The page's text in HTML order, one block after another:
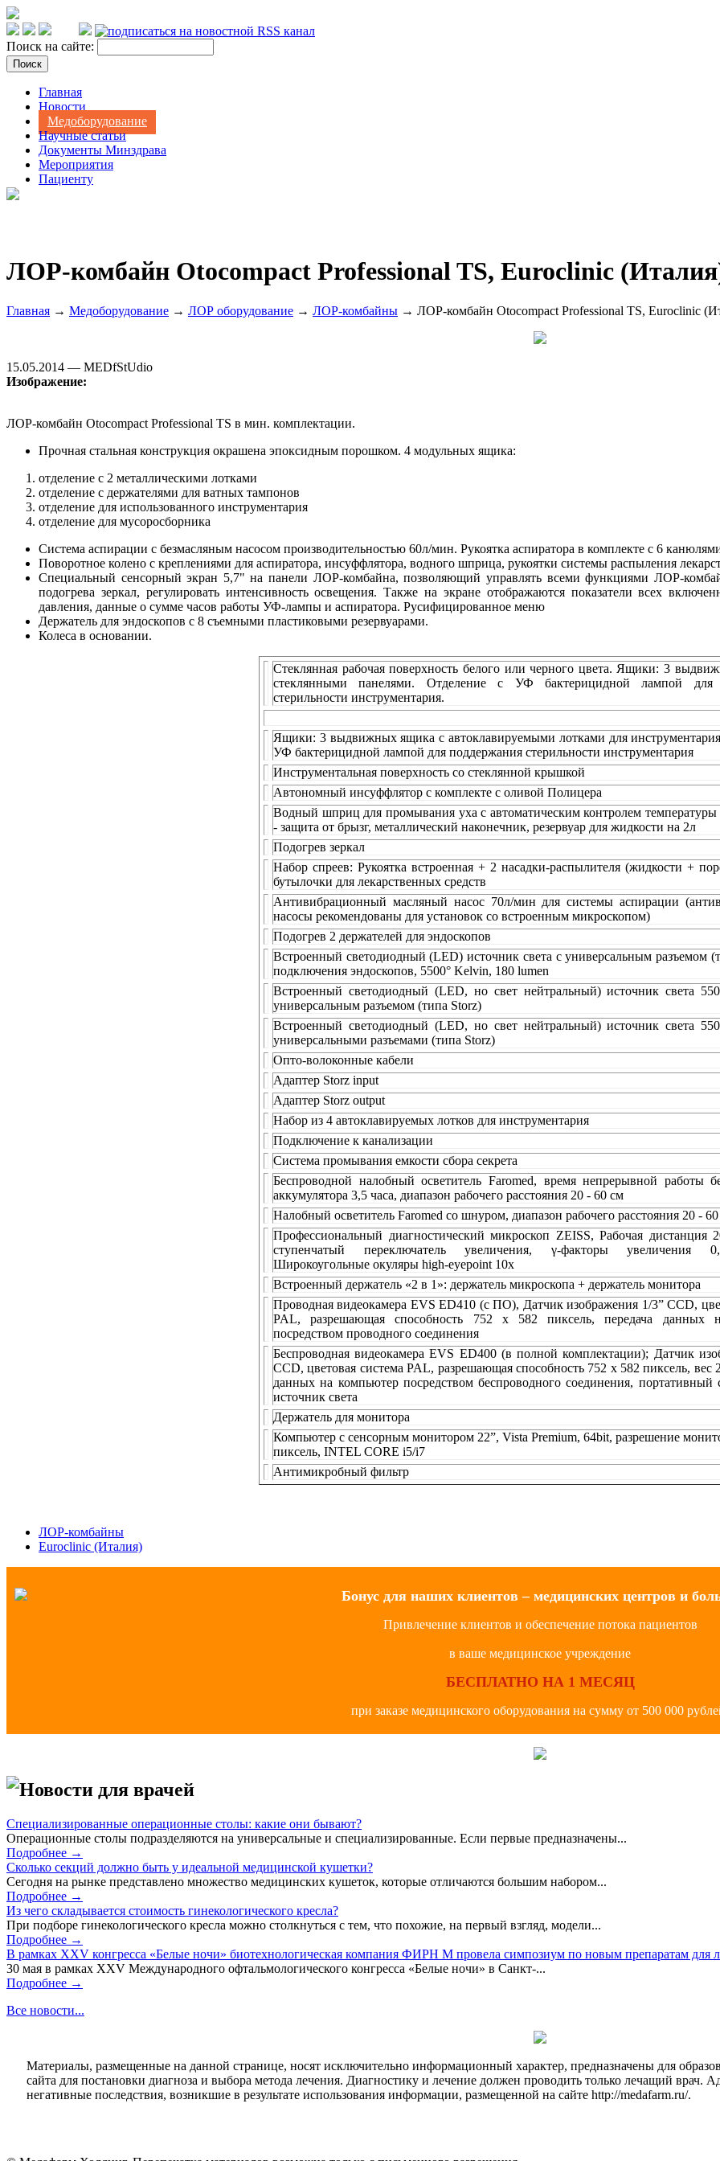
Поиск на сайте:
Главная
Новости
Медоборудование
Научные статьи
Документы Минздрава
Мероприятия
Пациенту
ЛОР-комбайн Otocompact Professional TS, Euroclinic
Главная → Медоборудование → ЛОР оборудование → ЛОР-комбайны → ЛОР-комбайн Otocompact Professional TS, Euroclinic
15.05.2014 — MEDfStUdio
Изображение:
ЛОР-комбайн Otocompact Professional TS в мин. комплектации.
Прочная стальная конструкция окрашена эпоксидным порошком. 4 модульных ящика:
отделение с 2 металлическими лотками
отделение с держателями для ватных тампонов
отделение для использованного инструментария
отделение для мусоросборника
Система аспирации с безмасляным насосом производительностью 60л/мин. Рукоятка аспиратора в комплекте с 6
Поворотное колено с креплениями для аспиратора, инсуффлятора, водного шприца, рукоятки системы распыления
Специальный сенсорный экран 5,7" на панели ЛОР-комбайна, позволяющий управлять всеми функциями ЛОР-
подогрева зеркал, регулировать интенсивность освещения. Также на экране отображаются показатели всех
давления, данные о сумме часов работы УФ-лампы и аспиратора. Русифицированное меню
Держатель для эндоскопов с 8 съемными пластиковыми резервуарами.
Колеса в основании.
Стеклянная рабочая поверхность белого или черного цвета. Ящики: 3
стеклянными панелями. Отделение с УФ бактерицидной лампой для
стерильности инструментария.
Ящики: 3 выдвижных ящика с автоклавируемыми лотками для
УФ бактерицидной лампой для поддержания стерильности инструментария
Инструментальная поверхность со стеклянной крышкой
Автономный инсуффлятор с комплекте с оливой Полицера
Водный шприц для промывания уха с автоматическим контролем температуры
- защита от брызг, металлический наконечник, резервуар для жидкости на 2л
Подогрев зеркал
Набор спреев: Рукоятка встроенная + 2 насадки-распылителя (жидкости +
бутылочки для лекарственных средств
Антивибрационный масляный насос 70л/мин для системы аспирации
насосы рекомендованы для установок со встроенным микроскопом)
Подогрев 2 держателей для эндоскопов
Встроенный светодиодный (LED) источник света с универсальным разъемом
подключения эндоскопов, 5500° Kelvin, 180 lumen
Встроенный светодиодный (LED, но свет нейтральный) источник света
универсальным разъемом (типа Storz)
Встроенный светодиодный (LED, но свет нейтральный) источник света
универсальными разъемами (типа Storz)
Опто-волоконные кабели
Адаптер Storz input
Адаптер Storz output
Набор из 4 автоклавируемых лотков для инструментария
Подключение к канализации
Система промывания емкости сбора секрета
Беспроводной налобный осветитель Faromed, время непрерывной работы
аккумулятора 3,5 часа, диапазон рабочего расстояния 20 - 60 см
Налобный осветитель Faromed со шнуром, диапазон рабочего расстояния 20 -
Профессиональный диагностический микроскоп ZEISS, Рабочая дистанция
ступенчатый переключатель увеличения, γ-факторы увеличения
Широкоугольные окуляры high-eyepoint 10x
Встроенный держатель «2 в 1»: держатель микроскопа + держатель монитора
Проводная видеокамера EVS ED410 (с ПО), Датчик изображения 1/3” CCD,
PAL, разрешающая способность 752 x 582 пиксель, передача данных
посредством проводного соединения
Беспроводная видеокамера EVS ED400 (в полной комплектации); Датчик
CCD, цветовая система PAL, разрешающая способность 752 x 582 пиксель, вес
данных на компьютер посредством беспроводного соединения, портативный
источник света
Держатель для монитора
Компьютер с сенсорным монитором 22”, Vista Premium, 64bit, разрешение
пиксель, INTEL CORE i5/i7
Антимикробный фильтр
ЛОР-комбайны
Euroclinic (Италия)
Бонус для наших клиентов – медицинских центров и
Привлечение клиентов и обеспечение потока пациентов
в ваше медицинское учреждение
БЕСПЛАТНО НА 1 МЕСЯЦ
при заказе медицинского оборудования на сумму от 500 000
Новости для врачей
Специализированные операционные столы: какие они бывают?
Операционные столы подразделяются на универсальные и специализированные. Если первые предназначены...
Подробнее →
Сколько секций должно быть у идеальной медицинской кушетки?
Сегодня на рынке представлено множество медицинских кушеток, которые отличаются большим набором...
Подробнее →
Из чего складывается стоимость гинекологического кресла?
При подборе гинекологического кресла можно столкнуться с тем, что похожие, на первый взгляд, модели...
Подробнее →
В рамках XXV конгресса «Белые ночи» биотехнологическая компания ФИРН М провела симпозиум по новым препаратам для
30 мая в рамках XXV Международного офтальмологического конгресса «Белые ночи» в Санкт-...
Подробнее →
Все новости...
Материалы, размещенные на данной странице, носят исключительно информационный характер, предназначены для
сайта для постановки диагноза и выбора метода лечения. Диагностику и лечение должен проводить только лечащий врач.
негативные последствия, возникшие в результате использования информации, размещенной на сайте http://medafarm.ru/.